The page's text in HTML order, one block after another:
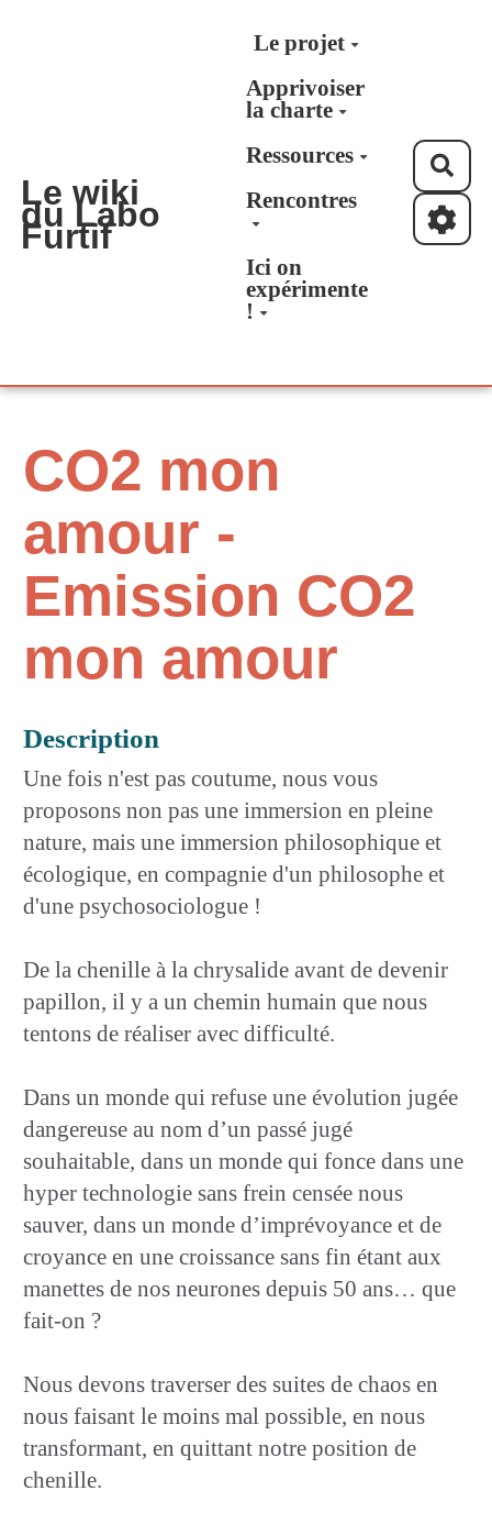
Aller au contenu principal
Le wiki
du Labo
Furtif
Le projet
Apprivoiser
la charte
Ressources
Rencontres
Ici on
expérimente
!
CO2 mon
amour -
Emission CO2
mon amour
Description
Une fois n'est pas coutume, nous vous
proposons non pas une immersion en pleine
nature, mais une immersion philosophique et
écologique, en compagnie d'un philosophe et
d'une psychosociologue !
De la chenille à la chrysalide avant de devenir
papillon, il y a un chemin humain que nous
tentons de réaliser avec difficulté.
Dans un monde qui refuse une évolution jugée
dangereuse au nom d’un passé jugé
souhaitable, dans un monde qui fonce dans une
hyper technologie sans frein censée nous
sauver, dans un monde d’imprévoyance et de
croyance en une croissance sans fin étant aux
manettes de nos neurones depuis 50 ans… que
fait-on ?
Nous devons traverser des suites de chaos en
nous faisant le moins mal possible, en nous
transformant, en quittant notre position de
chenille.